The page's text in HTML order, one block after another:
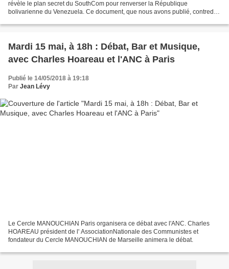
révèle le plan secret du SouthCom pour renverser la République
bolivarienne du Venezuela. Ce document, que nous avons publié, contredit
Mardi 15 mai, à 18h : Débat, Bar et Musique,
avec Charles Hoareau et l'ANC à Paris
Publié le 14/05/2018 à 19:18
Par Jean Lévy
Le Cercle MANOUCHIAN Paris organisera ce débat avec l'ANC. Charles
HOAREAU président de l' AssociationNationale des Communistes et
fondateur du Cercle MANOUCHIAN de Marseille animera le débat.